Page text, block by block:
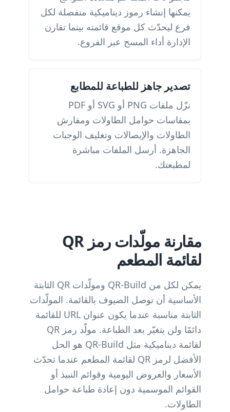
يمكنها إنشاء رموز ديناميكية منفصلة لكل
فرع ليحدّث كل موقع قائمته بينما تقارن
الإدارة أداء المسح عبر الفروع.
تصدير جاهز للطباعة للمطابع
نزّل ملفات PNG أو SVG أو PDF
بمقاسات حوامل الطاولات ومفارش
الطاولات والإيصالات وتغليف الوجبات
الجاهزة. أرسل الملفات مباشرة
لمطبعتك.
مقارنة مولّدات رمز QR
لقائمة المطعم
يمكن لكل من QR-Build ومولّدات QR الثابتة
الأساسية أن توصل الضيوف بالقائمة. المولّدات
الثابتة مناسبة عندما يكون عنوان URL للقائمة
دائمًا ولن يتغيّر بعد الطباعة. مولّد رمز QR
لقائمة ديناميكية مثل QR-Build هو الحل
الأفضل لرمز QR لقائمة المطعم عندما تحدّث
الأسعار والعروض اليومية وقوائم النبيذ أو
القوائم الموسمية دون إعادة طباعة حوامل
الطاولات.